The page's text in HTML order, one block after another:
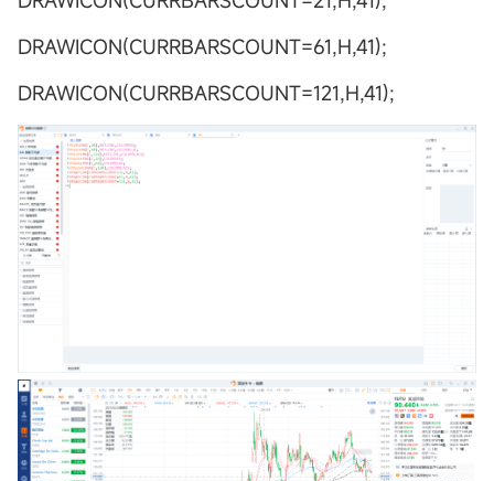
DRAWICON(CURRBARSCOUNT=61,H,41);
DRAWICON(CURRBARSCOUNT=121,H,41);